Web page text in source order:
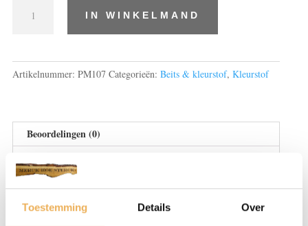
Toestemming Details Over
orasol
IN WINKELMAND
Artikelnummer: PM107 Categorieën: Beits & kleurstof, Kleurstof
Beoordelingen (0)
Er zijn nog geen beoordelingen.